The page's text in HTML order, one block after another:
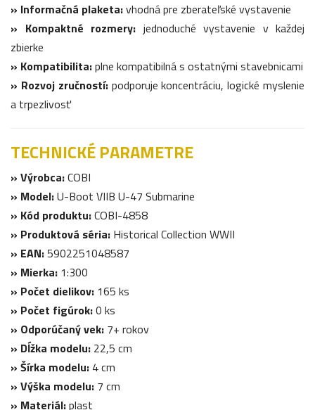
» Informačná plaketa:vhodná pre zberateľské vystavenie
» Kompaktné rozmery: jednoduché vystavenie v každej
zbierke
» Kompatibilita:plne kompatibilná s ostatnými stavebnicami
» Rozvoj zručností:podporuje koncentráciu, logické myslenie
a trpezlivosť
TECHNICKÉ PARAMETRE
» Výrobca:COBI
» Model:U-Boot VIIB U-47 Submarine
» Kód produktu:COBI-4858
» Produktová séria: Historical Collection WWII
» EAN:5902251048587
» Mierka: 1:300
» Počet dielikov: 165 ks
» Počet figúrok:0 ks
» Odporúčaný vek: 7+ rokov
» Dĺžka modelu: 22,5 cm
» Šírka modelu: 4 cm
» Výška modelu: 7 cm
» Materiál:plast